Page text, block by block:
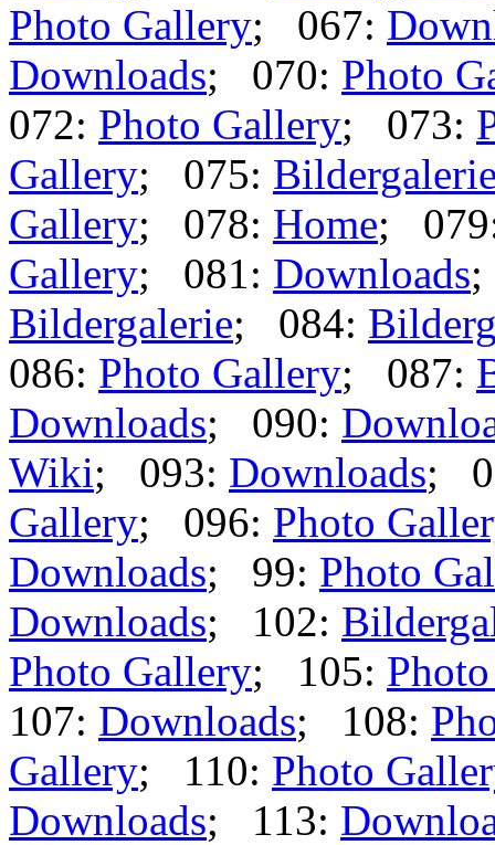
Photo Gallery; 067:
Downloads; 070: Photo
072: Photo Gallery; 073:
Gallery; 075:
Gallery; 078: Home;
Gallery; 081: Downloads
Bildergalerie; 084:
086: Photo Gallery; 087:
Downloads; 090:
Wiki; 093: Downloads;
Gallery; 096: Photo
Downloads; 99: Photo
Downloads; 102:
Photo Gallery; 105:
107: Downloads; 108:
Gallery; 110: Photo
Downloads; 113: